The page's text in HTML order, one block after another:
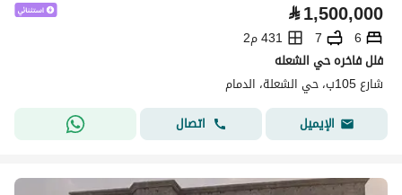
⃁1,500,000
6
7
431 م2
فلل فاخره حي الشعله
شارع 105ب، حي الشعلة، الدمام
الإيميل
اتصال